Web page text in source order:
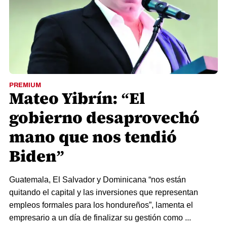
PREMIUM
Mateo Yibrín: “El
gobierno desaprovechó
mano que nos tendió
Biden”
Guatemala, El Salvador y Dominicana “nos están
quitando el capital y las inversiones que representan
empleos formales para los hondureños”, lamenta el
empresario a un día de finalizar su gestión como ...